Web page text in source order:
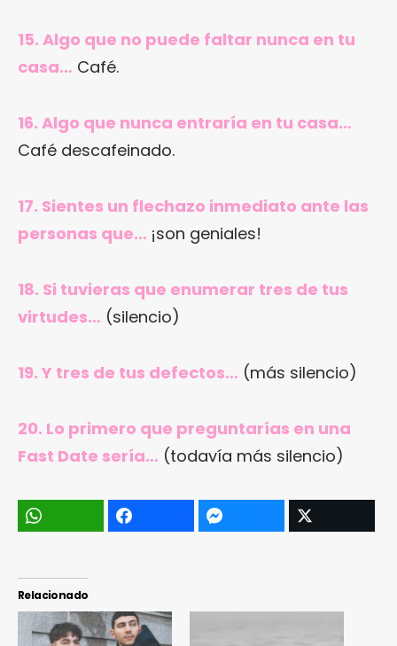
15. Algo que no puede faltar nunca en tu
casa… Café.
16. Algo que nunca entraría en tu casa…
Café descafeinado.
17. Sientes un flechazo inmediato ante las
personas que… ¡son geniales!
18. Si tuvieras que enumerar tres de tus
virtudes… (silencio)
19. Y tres de tus defectos… (más silencio)
20. Lo primero que preguntarías en una
Fast Date sería… (todavía más silencio)
Relacionado